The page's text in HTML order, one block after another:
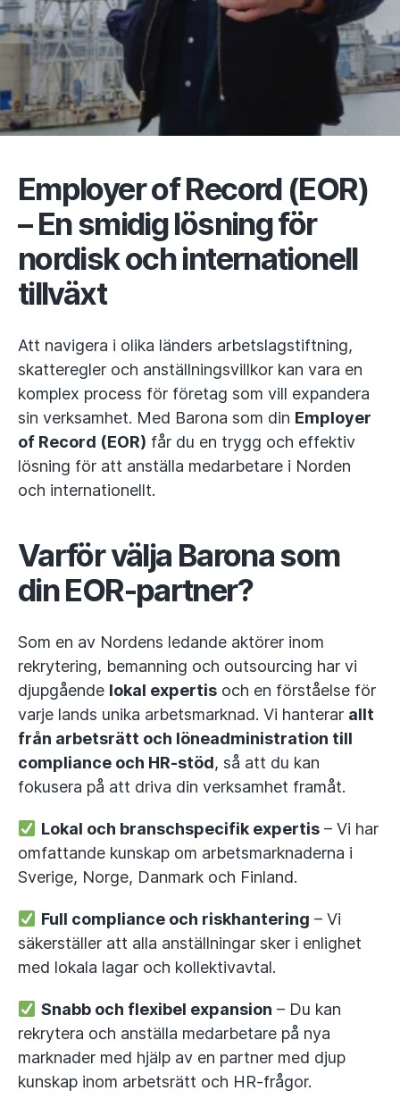
Employer of Record (EOR)
– En smidig lösning för
nordisk och internationell
tillväxt
Att navigera i olika länders arbetslagstiftning,
skatteregler och anställningsvillkor kan vara en
komplex process för företag som vill expandera
sin verksamhet. Med Barona som din Employer
of Record (EOR) får du en trygg och effektiv
lösning för att anställa medarbetare i Norden
och internationellt.
Varför välja Barona som
din EOR-partner?
Som en av Nordens ledande aktörer inom
rekrytering, bemanning och outsourcing har vi
djupgående lokal expertis och en förståelse för
varje lands unika arbetsmarknad. Vi hanterar allt
från arbetsrätt och löneadministration till
compliance och HR-stöd, så att du kan
fokusera på att driva din verksamhet framåt.
Lokal och branschspecifik expertis– Vi har
omfattande kunskap om arbetsmarknaderna i
Sverige, Norge, Danmark och Finland.
Full compliance och riskhantering – Vi
säkerställer att alla anställningar sker i enlighet
med lokala lagar och kollektivavtal.
Snabb och flexibel expansion – Du kan
rekrytera och anställa medarbetare på nya
marknader med hjälp av en partner med djup
kunskap inom arbetsrätt och HR-frågor.